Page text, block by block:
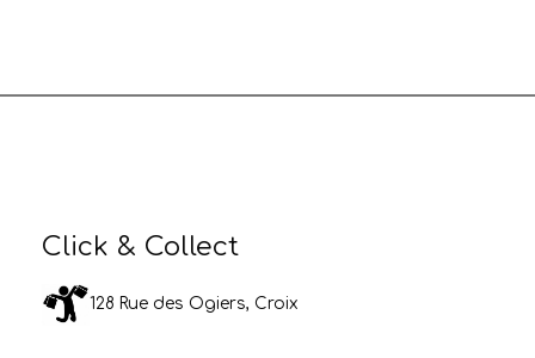
Click & Collect
128 Rue des Ogiers, Croix